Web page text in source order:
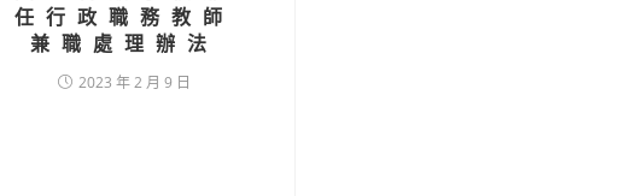
任行政職務教師
兼職處理辦法
2023 年 2 月 9 日